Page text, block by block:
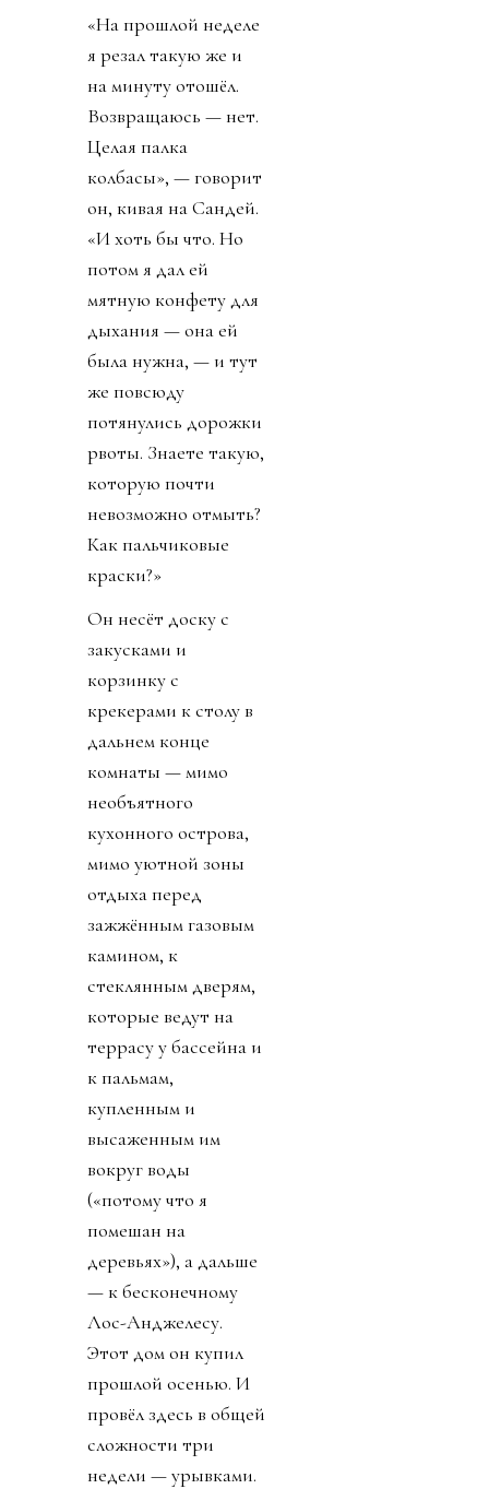
«На прошлой неделе
я резал такую же и
на минуту отошёл.
Возвращаюсь — нет.
Целая палка
колбасы», — говорит
он, кивая на Сандей.
«И хоть бы что. Но
потом я дал ей
мятную конфету для
дыхания — она ей
была нужна, — и тут
же повсюду
потянулись дорожки
рвоты. Знаете такую,
которую почти
невозможно отмыть?
Как пальчиковые
краски?»
Он несёт доску с
закусками и
корзинку с
крекерами к столу в
дальнем конце
комнаты — мимо
необъятного
кухонного острова,
мимо уютной зоны
отдыха перед
зажжённым газовым
камином, к
стеклянным дверям,
которые ведут на
террасу у бассейна и
к пальмам,
купленным и
высаженным им
вокруг воды
(«потому что я
помешан на
деревьях»), а дальше
— к бесконечному
Лос-Анджелесу.
Этот дом он купил
прошлой осенью. И
провёл здесь в общей
сложности три
недели — урывками.